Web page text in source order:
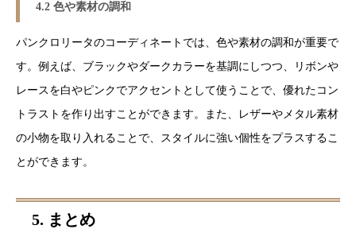
4.2 色や素材の調和
パンクロリータのコーディネートでは、色や素材の調和が重要で
す。例えば、ブラックやダークカラーを基調にしつつ、リボンや
レースを白やピンクでアクセントとして使うことで、優れたコン
トラストを作り出すことができます。また、レザーやメタル素材
の小物を取り入れることで、スタイルに強い個性をプラスするこ
とができます。
5. まとめ